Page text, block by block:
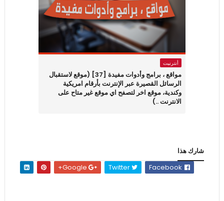
أنترنيت
مواقع ، برامج وأدوات مفيدة [37] (موقع لاستقبال
الرسائل القصيرة عبر الإنترنت بأرقام امريكية
وكندية، موقع اخر لتصفح اي موقع غير متاح على
الانترنت ..)
شارك هذا
Twitter